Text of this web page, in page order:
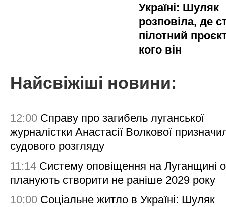
Україні: Шуляк
розповіла, де
пілотний
кого він
Найсвіжіші новини:
12:00 Справу про загибель луганської
журналістки Анастасії Волкової
судового розгляду
11:14 Систему оповіщення на Луганщині
планують створити не раніше 2029 року
10:00 Соціальне житло в Україні: Шуляк